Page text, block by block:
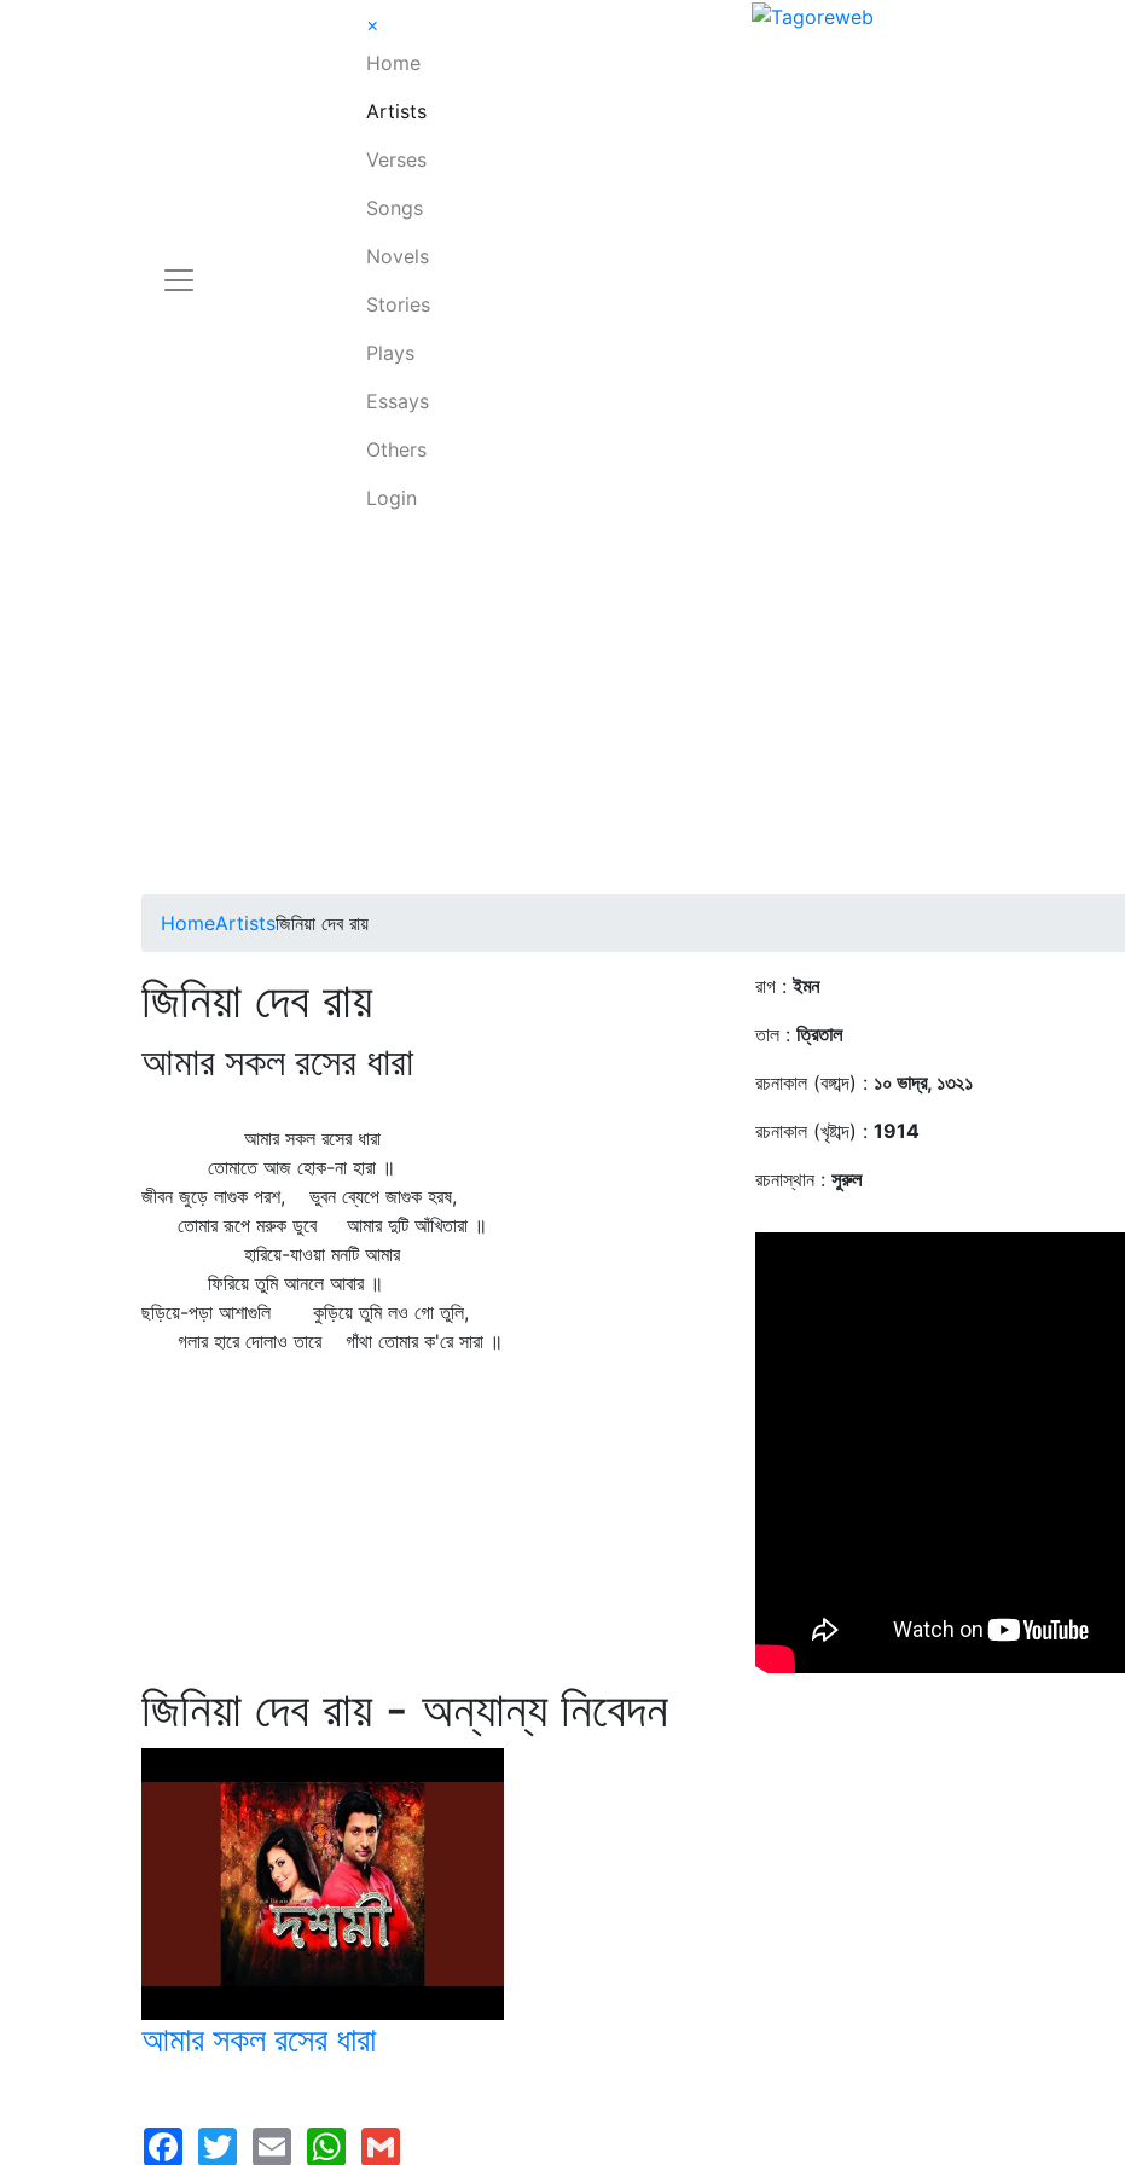
×
Home
Artists
Verses
Songs
Novels
Stories
Plays
Essays
Others
Login
HomeArtistsজিনিয়া দেব রায়
জিনিয়া দেব রায়
আমার সকল রসের ধারা
আমার সকল রসের ধারা
তোমাতে আজ হোক-না হারা ॥
জীবন জুড়ে লাগুক পরশ, ভুবন ব্যেপে জাগুক হরষ,
তোমার রূপে মরুক ডুবে আমার দুটি আঁখিতারা ॥
হারিয়ে-যাওয়া মনটি আমার
ফিরিয়ে তুমি আনলে আবার ॥
ছড়িয়ে-পড়া আশাগুলি কুড়িয়ে তুমি লও গো তুলি,
গলার হারে দোলাও তারে গাঁথা তোমার ক'রে সারা ॥
রাগ :ইমন
তাল : ত্রিতাল
রচনাকাল (বঙ্গাব্দ) : ১০ ভাদ্র, ১৩২১
রচনাকাল (খৃষ্টাব্দ) : 1914
রচনাস্থান : সুরুল
জিনিয়া দেব রায় - অন্যান্য নিবেদন
আমার সকল রসের ধারা